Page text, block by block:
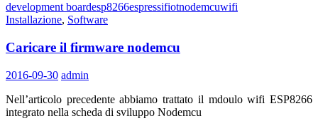
development boardesp8266espressifiotnodemcuwifi
Installazione, Software
Caricare il firmware nodemcu
2016-09-30 admin
Nell’articolo precedente abbiamo trattato il mdoulo wifi ESP8266
integrato nella scheda di sviluppo Nodemcu